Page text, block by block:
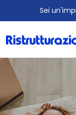
Sei